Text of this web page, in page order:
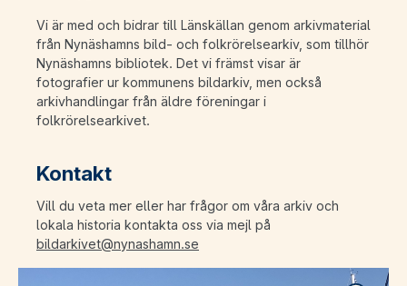
Vi är med och bidrar till Länskällan genom arkivmaterial
från Nynäshamns bild- och folkrörelsearkiv, som tillhör
Nynäshamns bibliotek. Det vi främst visar är
fotografier ur kommunens bildarkiv, men också
arkivhandlingar från äldre föreningar i
folkrörelsearkivet.
Kontakt
Vill du veta mer eller har frågor om våra arkiv och
lokala historia kontakta oss via mejl på
bildarkivet@nynashamn.se